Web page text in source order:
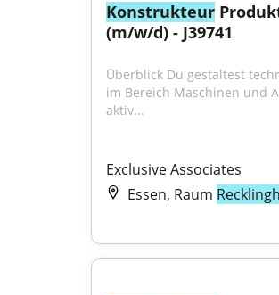
Konstrukteur
(m/w/d) - J39741
Überblick Du gestaltest
im Bereich Maschinen und
aktiv...
Exclusive Associates
Essen, Raum